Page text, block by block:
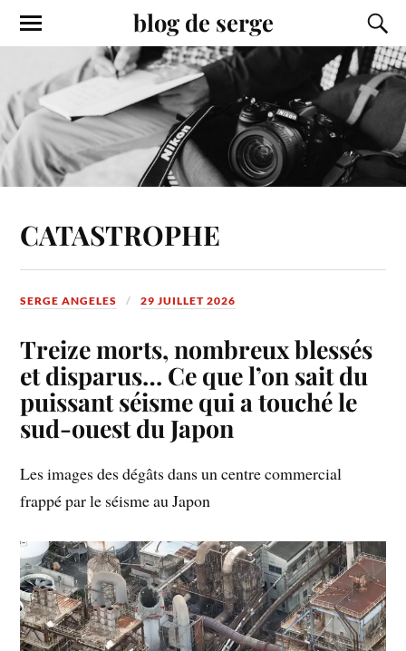
blog de serge
CATASTROPHE
SERGE ANGELES 29 JUILLET 2026
Treize morts, nombreux blessés
et disparus… Ce que l’on sait du
puissant séisme qui a touché le
sud-ouest du Japon
Les images des dégâts dans un centre commercial
frappé par le séisme au Japon